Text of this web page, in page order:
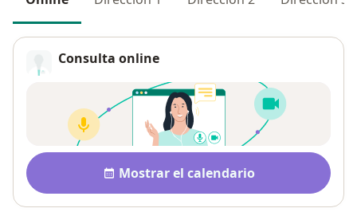
Consulta online
Disponibilidad
Mostrar el calendario